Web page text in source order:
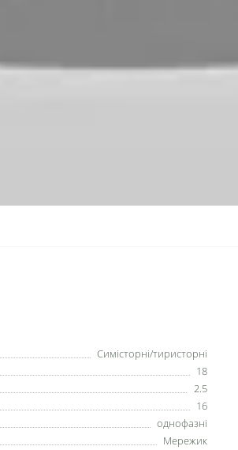
Симісторні/тиристорні
18
2.5
16
однофазні
Мережик